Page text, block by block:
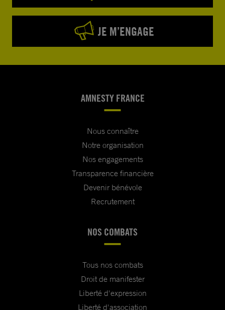
JE M’ENGAGE
AMNESTY FRANCE
Nous connaître
Notre organisation
Nos engagements
Transparence financière
Devenir bénévole
Recrutement
NOS COMBATS
Tous nos combats
Droit de manifester
Liberté d'expression
Liberté d'association